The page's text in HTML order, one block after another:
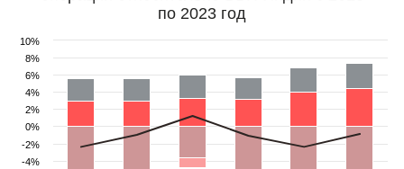
по 2023 год
-4%
-2%
0%
2%
4%
6%
8%
10%